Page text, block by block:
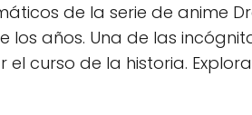
de la serie de anime
años. Una de las
curso de la historia.